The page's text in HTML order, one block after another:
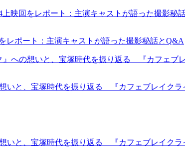
をレポート：主演キャストが語った撮影秘話とQ&A
いと、宝塚時代を振り返る 『カフェブレイク
いと、宝塚時代を振り返る 『カフェブレイク